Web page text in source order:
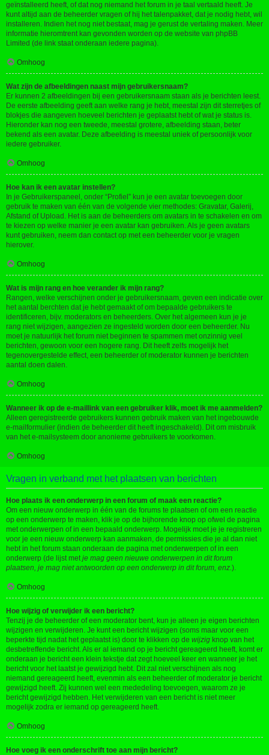
geïnstalleerd heeft, of dat nog niemand het forum in je taal vertaald heeft. Je
kunt altijd aan de beheerder vragen of hij het talenpakket, dat je nodig hebt, wil
installeren. Indien het nog niet bestaat, mag je gerust de vertaling maken. Meer
informatie hieromtrent kan gevonden worden op de website van phpBB
Limited (de link staat onderaan iedere pagina).
Omhoog
Wat zijn de afbeeldingen naast mijn gebruikersnaam?
Er kunnen 2 afbeeldingen bij een gebruikersnaam staan als je berichten leest.
De eerste afbeelding geeft aan welke rang je hebt, meestal zijn dit sterretjes of
blokjes die aangeven hoeveel berichten je geplaatst hebt of wat je status is.
Hieronder kan nog een tweede, meestal grotere, afbeelding staan, beter
bekend als een avatar. Deze afbeelding is meestal uniek of persoonlijk voor
iedere gebruiker.
Omhoog
Hoe kan ik een avatar instellen?
In je Gebruikerspaneel, onder “Profiel” kun je een avatar toevoegen door
gebruik te maken van één van de volgende vier methodes: Gravatar, Galerij,
Afstand of Upload. Het is aan de beheerders om avatars in te schakelen en om
te kiezen op welke manier je een avatar kan gebruiken. Als je geen avatars
kunt gebruiken, neem dan contact op met een beheerder voor je vragen
hierover.
Omhoog
Wat is mijn rang en hoe verander ik mijn rang?
Rangen, welke verschijnen onder je gebruikersnaam, geven een indicatie over
het aantal berchten dat je hebt gemaakt of om bepaalde gebruikers te
identificeren, bijv. moderators en beheerders. Over het algemeen kun je je
rang niet wijzigen, aangezien ze ingesteld worden door een beheerder. Nu
moet je natuurlijk het forum niet beginnen te spammen met onzinnig veel
berichten, gewoon voor een hogere rang. Dit heeft zelfs mogelijk het
tegenovergestelde effect, een beheerder of moderator kunnen je berichten
aantal doen dalen.
Omhoog
Wanneer ik op de e-maillink van een gebruiker klik, moet ik me aanmelden?
Alleen geregistreerde gebruikers kunnen gebruik maken van het ingebouwde
e-mailformulier (indien de beheerder dit heeft ingeschakeld). Dit om misbruik
van het e-mailsysteem door anonieme gebruikers te voorkomen.
Omhoog
Vragen in verband met het plaatsen van berichten
Hoe plaats ik een onderwerp in een forum of maak een reactie?
Om een nieuw onderwerp in één van de forums te plaatsen of om een reactie
op een onderwerp te maken, klik je op de bijhorende knop op ofwel de pagina
met onderwerpen of in een bepaald onderwerp. Mogelijk moet je je registreren
voor je een nieuw onderwerp kan aanmaken, de permissies die je al dan niet
hebt in het forum staan onderaan de pagina met onderwerpen of in een
onderwerp (de lijst metje mag geen nieuwe onderwerpen in dit forum
plaatsen, je mag niet antwoorden op een onderwerp in dit forum, enz.).
Omhoog
Hoe wijzig of verwijder ik een bericht?
Tenzij je de beheerder of een moderator bent, kun je alleen je eigen berichten
wijzigen en verwijderen. Je kunt een bericht wijzigen (soms maar voor een
beperkte tijd nadat het geplaatst is) door te klikken op de wijzig knop van het
desbetreffende bericht. Als er al iemand op je bericht gereageerd heeft, komt er
onderaan je bericht een klein tekstje dat zegt hoeveel keer en wanneer je het
bericht voor het laatst je gewijzigd hebt. Dit zal niet verschijnen als nog
niemand gereageerd heeft, evenmin als een beheerder of moderator je bericht
gewijzigd heeft. Zij kunnen wel een mededeling toevoegen, waarom ze je
bericht gewijzigd hebben. Het verwijderen van een bericht is niet meer
mogelijk zodra er iemand op gereageerd heeft.
Omhoog
Hoe voeg ik een onderschrift toe aan mijn bericht?